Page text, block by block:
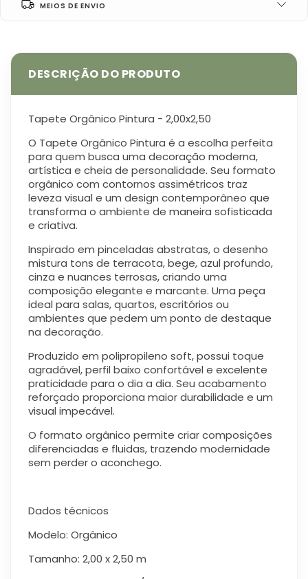
MEIOS DE ENVIO
Tapete Orgânico Pintura - 2,00x2,50
O Tapete Orgânico Pintura é a escolha perfeita
para quem busca uma decoração moderna,
artística e cheia de personalidade. Seu formato
orgânico com contornos assimétricos traz
leveza visual e um design contemporâneo que
transforma o ambiente de maneira sofisticada
e criativa.
Inspirado em pinceladas abstratas, o desenho
mistura tons de terracota, bege, azul profundo,
cinza e nuances terrosas, criando uma
composição elegante e marcante. Uma peça
ideal para salas, quartos, escritórios ou
ambientes que pedem um ponto de destaque
na decoração.
Produzido em polipropileno soft, possui toque
agradável, perfil baixo confortável e excelente
praticidade para o dia a dia. Seu acabamento
reforçado proporciona maior durabilidade e um
visual impecável.
O formato orgânico permite criar composições
diferenciadas e fluidas, trazendo modernidade
sem perder o aconchego.
Dados técnicos
Modelo: Orgânico
Tamanho: 2,00 x 2,50 m